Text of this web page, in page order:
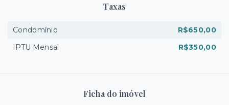
Taxas
Condomínio
R$650,00
IPTU Mensal
R$350,00
Ficha do imóvel